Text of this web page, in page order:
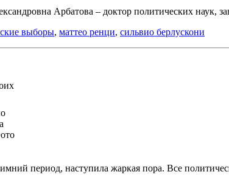
Арбатова – доктор политических
выборы, маттео ренци, сильвио берлускони
период, наступила жаркая пора. Все